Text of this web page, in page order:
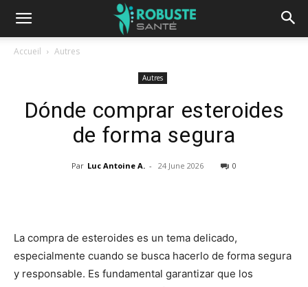
Accueil Autres
Autres
Dónde comprar esteroides
de forma segura
Par Luc Antoine A. - 24 June 2026 0
La compra de esteroides es un tema delicado,
especialmente cuando se busca hacerlo de forma segura
y responsable. Es fundamental garantizar que los